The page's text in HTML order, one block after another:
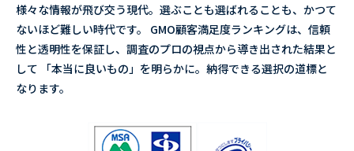
様々な情報が飛び交う現代。選ぶことも選ばれることも、かつて
ないほど難しい時代です。 GMO顧客満足度ランキングは、信頼
性と透明性を保証し、調査のプロの視点から導き出された結果と
して 「本当に良いもの」を明らかに。納得できる選択の道標と
なります。